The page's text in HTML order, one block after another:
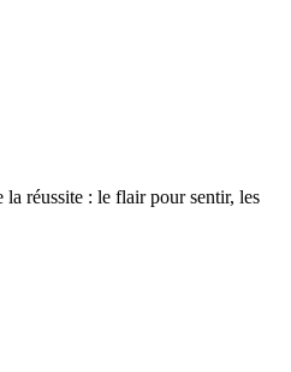
réussite : le flair pour sentir, les